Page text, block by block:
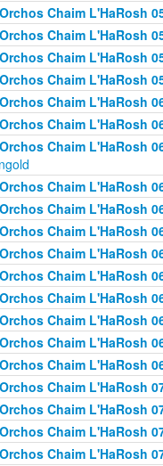
Orchos Chaim L'HaRosh
Orchos Chaim L'HaRosh
Orchos Chaim L'HaRosh
Orchos Chaim L'HaRosh
Orchos Chaim L'HaRosh
Orchos Chaim L'HaRosh
Orchos Chaim L'HaRosh
Orchos Chaim L'HaRosh
Orchos Chaim L'HaRosh
Orchos Chaim L'HaRosh
Orchos Chaim L'HaRosh
Orchos Chaim L'HaRosh
Orchos Chaim L'HaRosh
Orchos Chaim L'HaRosh
Orchos Chaim L'HaRosh
Orchos Chaim L'HaRosh
Orchos Chaim L'HaRosh
Orchos Chaim L'HaRosh
Orchos Chaim L'HaRosh
Orchos Chaim L'HaRosh